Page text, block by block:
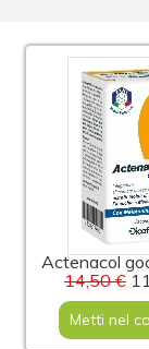
Actenacol
14,50 €
Metti nel